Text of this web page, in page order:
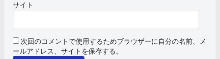
サイト
次回のコメントで使用するためブラウザーに自分の名前、メ
ールアドレス、サイトを保存する。